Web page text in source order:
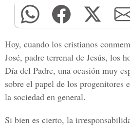
Hoy, cuando los cristianos
José, padre terrenal de Jesús, los
Día del Padre, una ocasión muy
sobre el papel de los progenitores
la sociedad en general.
Si bien es cierto, la